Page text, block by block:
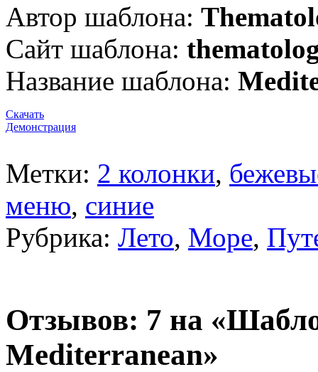
Автор шаблона:
Сайт шаблона:
Название шаблона:
Скачать
Демонстрация
Метки: 2 колонки,
меню, синие
Рубрика: Лето, Море,
Отзывов: 7 на
Mediterranean»